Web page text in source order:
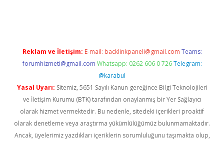
Reklam ve İletişim: E-mail: backlinkpaneli@gmail.com Teams:
forumhizmeti@gmail.com Whatsapp: 0262 606 0 726 Telegram:
@karabul
Yasal Uyarı: Sitemiz, 5651 Sayılı Kanun gereğince Bilgi Teknolojileri
ve İletişim Kurumu (BTK) tarafından onaylanmış bir Yer Sağlayıcı
olarak hizmet vermektedir. Bu nedenle, sitedeki içerikleri proaktif
olarak denetleme veya araştırma yükümlülüğümüz bulunmamaktadır.
Ancak, üyelerimiz yazdıkları içeriklerin sorumluluğunu taşımakta olup,